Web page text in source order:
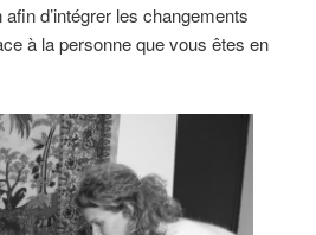
d’intégrer les changements
à la personne que vous êtes en